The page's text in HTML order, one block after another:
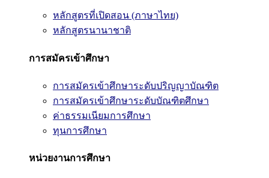
หลักสูตรที่เปิดสอน (ภาษาไทย)
หลักสูตรนานาชาติ
การสมัครเข้าศึกษา
การสมัครเข้าศึกษาระดับปริญญาบัณฑิต
การสมัครเข้าศึกษาระดับบัณฑิตศึกษา
ค่าธรรมเนียมการศึกษา
ทุนการศึกษา
หน่วยงานการศึกษา